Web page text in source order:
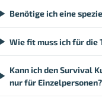
Benötige ich eine
Wie fit muss ich für die
Kann ich den Survival
nur für Einzelpersonen?